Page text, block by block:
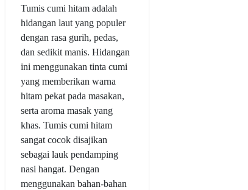
Tumis cumi hitam adalah
hidangan laut yang populer
dengan rasa gurih, pedas,
dan sedikit manis. Hidangan
ini menggunakan tinta cumi
yang memberikan warna
hitam pekat pada masakan,
serta aroma masak yang
khas. Tumis cumi hitam
sangat cocok disajikan
sebagai lauk pendamping
nasi hangat. Dengan
menggunakan bahan-bahan